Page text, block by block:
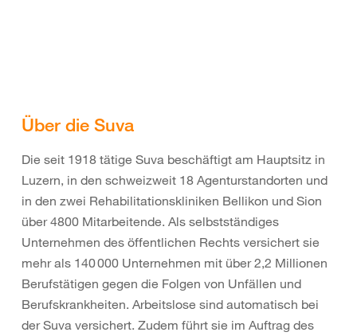
Über die Suva
Die seit 1918 tätige Suva beschäftigt am Hauptsitz in
Luzern, in den schweizweit 18 Agenturstandorten und
in den zwei Rehabilitationskliniken Bellikon und Sion
über 4800 Mitarbeitende. Als selbstständiges
Unternehmen des öffentlichen Rechts versichert sie
mehr als 140 000 Unternehmen mit über 2,2 Millionen
Berufstätigen gegen die Folgen von Unfällen und
Berufskrankheiten. Arbeitslose sind automatisch bei
der Suva versichert. Zudem führt sie im Auftrag des